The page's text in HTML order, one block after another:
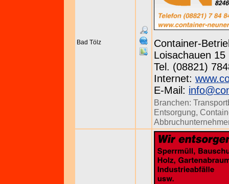
Bad Tölz
Container-
Loisachauen
Tel. (08821)
Internet:
E-Mail:
Branchen:
Entsorgung,